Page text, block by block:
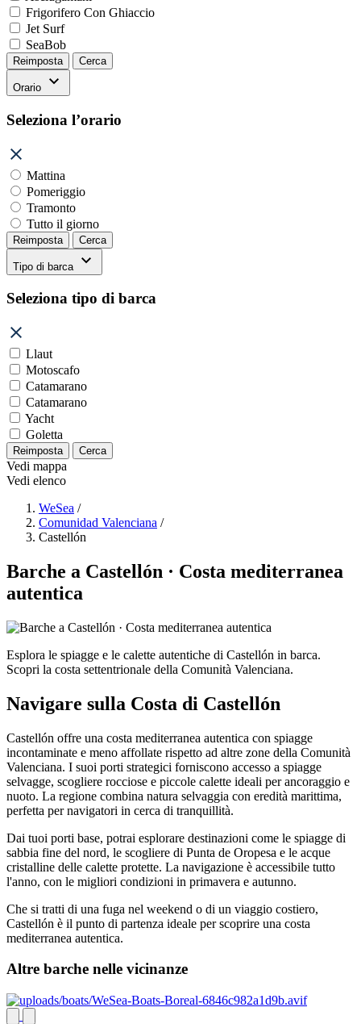
Frigorifero Con Ghiaccio
Jet Surf
SeaBob
Reimposta Cerca
Orario
Seleziona l’orario
Mattina
Pomeriggio
Tramonto
Tutto il giorno
Reimposta Cerca
Tipo di barca
Seleziona tipo di barca
Llaut
Motoscafo
Catamarano
Catamarano
Yacht
Goletta
Reimposta Cerca
Vedi mappa
Vedi elenco
WeSea /
Comunidad Valenciana /
Castellón
Barche a Castellón · Costa mediterranea
autentica
Esplora le spiagge e le calette autentiche di Castellón in barca.
Scopri la costa settentrionale della Comunità Valenciana.
Navigare sulla Costa di Castellón
Castellón offre una costa mediterranea autentica con spiagge
incontaminate e meno affollate rispetto ad altre zone della Comunità
Valenciana. I suoi porti strategici forniscono accesso a spiagge
selvagge, scogliere rocciose e piccole calette ideali per ancoraggio e
nuoto. La regione combina natura selvaggia con eredità marittima,
perfetta per navigatori in cerca di tranquillità.
Dai tuoi porti base, potrai esplorare destinazioni come le spiagge di
sabbia fine del nord, le scogliere di Punta de Oropesa e le acque
cristalline delle calette protette. La navigazione è accessibile tutto
l'anno, con le migliori condizioni in primavera e autunno.
Che si tratti di una fuga nel weekend o di un viaggio costiero,
Castellón è il punto di partenza ideale per scoprire una costa
mediterranea autentica.
Altre barche nelle vicinanze